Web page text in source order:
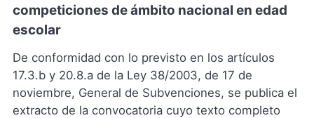
competiciones de ámbito nacional en edad
escolar
De conformidad con lo previsto en los artículos
17.3.b y 20.8.a de la Ley 38/2003, de 17 de
noviembre, General de Subvenciones, se publica el
extracto de la convocatoria cuyo texto completo